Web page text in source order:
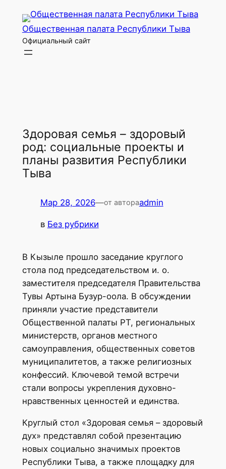
Перейти
содержимому
Общественная палата Республики Тыва
Официальный сайт
Здоровая семья – здоровый
род: социальные проекты и
планы развития Республики
Тыва
Мар 28, 2026—от автораadmin
в Без рубрики
В Кызыле прошло заседание круглого
стола под председательством и. о.
заместителя председателя Правительства
Тувы Артына Бузур-оола. В обсуждении
приняли участие представители
Общественной палаты РТ, региональных
министерств, органов местного
самоуправления, общественных советов
муниципалитетов, а также религиозных
конфессий. Ключевой темой встречи
стали вопросы укрепления духовно-
нравственных ценностей и единства.
Круглый стол «Здоровая семья – здоровый
дух» представлял собой презентацию
новых социально значимых проектов
Республики Тыва, а также площадку для